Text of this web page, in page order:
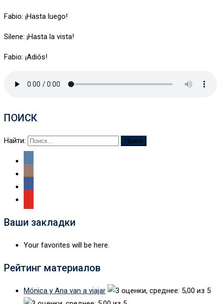
Fabio: ¡Hasta luego!
Silene: ¡Hasta la vista!
Fabio: ¡Adiós!
ПОИСК
Найти:
Ваши закладки
Your favorites will be here.
Рейтинг материалов
Mónica y Ana van a viajar